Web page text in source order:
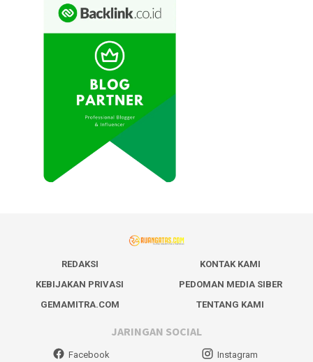
REDAKSI
KONTAK KAMI
KEBIJAKAN PRIVASI
PEDOMAN MEDIA SIBER
GEMAMITRA.COM
TENTANG KAMI
JARINGAN SOCIAL
Facebook Instagram